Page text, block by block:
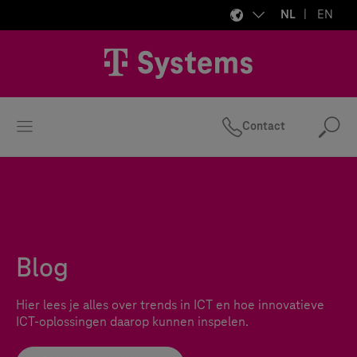
NL EN
Contact
Blog
Hier lees je alles over trends in ICT en hoe innovatieve
ICT-oplossingen daarop kunnen inspelen.